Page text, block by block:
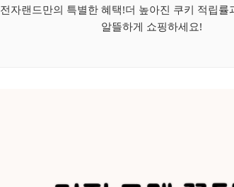
전자랜드만의 특별한 혜택!더 높아진 쿠키 적립
알뜰하게 쇼핑하세요!